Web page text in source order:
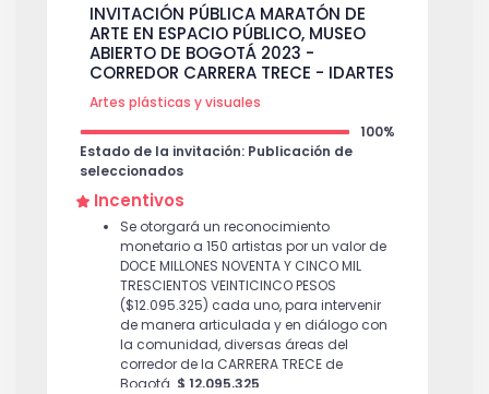
INVITACIÓN PÚBLICA MARATÓN DE
ARTE EN ESPACIO PÚBLICO, MUSEO
ABIERTO DE BOGOTÁ 2023 -
CORREDOR CARRERA TRECE - IDARTES
Artes plásticas y visuales
100%
Estado de la invitación: Publicación de
seleccionados
Incentivos
Se otorgará un reconocimiento
monetario a 150 artistas por un valor de
DOCE MILLONES NOVENTA Y CINCO MIL
TRESCIENTOS VEINTICINCO PESOS
($12.095.325) cada uno, para intervenir
de manera articulada y en diálogo con
la comunidad, diversas áreas del
corredor de la CARRERA TRECE de
Bogotá. $ 12,095,325